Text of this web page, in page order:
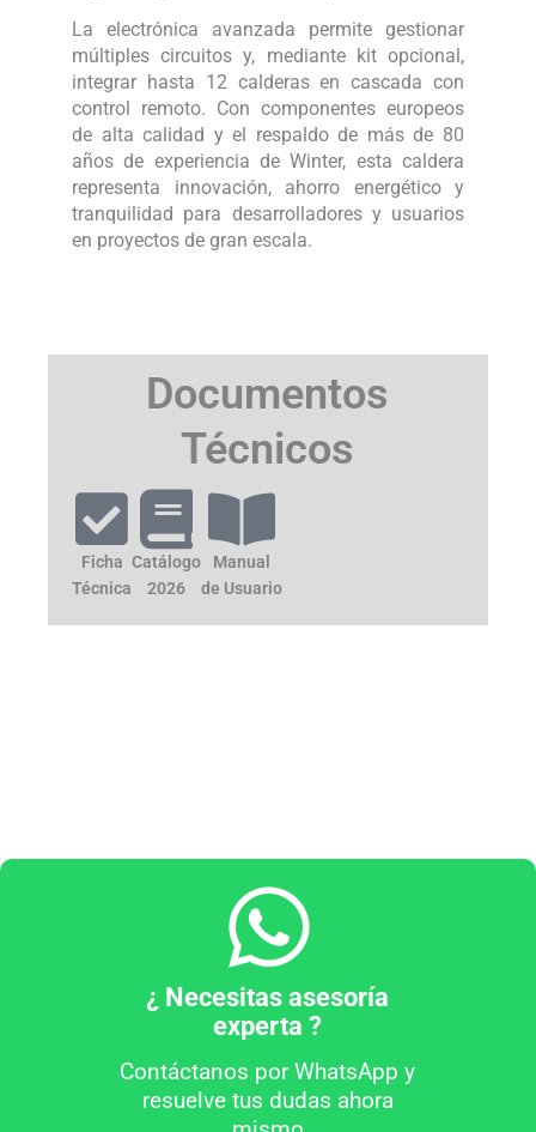
La electrónica avanzada permite gestionar
múltiples circuitos y, mediante kit opcional,
integrar hasta 12 calderas en cascada con
control remoto. Con componentes europeos
de alta calidad y el respaldo de más de 80
años de experiencia de Winter, esta caldera
representa innovación, ahorro energético y
tranquilidad para desarrolladores y usuarios
en proyectos de gran escala.
Documentos
Técnicos
Ficha
Técnica
Catálogo
2026
Manual
de Usuario
¿ Necesitas asesoría
experta ?
Contáctanos por WhatsApp y
resuelve tus dudas ahora